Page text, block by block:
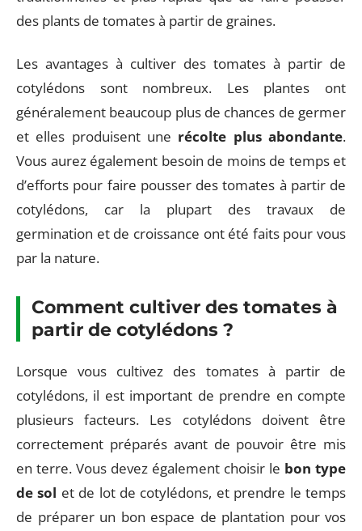
des plants de tomates à partir de graines.
Les avantages à cultiver des tomates à partir de
cotylédons sont nombreux. Les plantes ont
généralement beaucoup plus de chances de germer
et elles produisent une récolte plus abondante.
Vous aurez également besoin de moins de temps et
d’efforts pour faire pousser des tomates à partir de
cotylédons, car la plupart des travaux de
germination et de croissance ont été faits pour vous
par la nature.
Comment cultiver des tomates à
partir de cotylédons ?
Lorsque vous cultivez des tomates à partir de
cotylédons, il est important de prendre en compte
plusieurs facteurs. Les cotylédons doivent être
correctement préparés avant de pouvoir être mis
en terre. Vous devez également choisir le bon type
de sol et de lot de cotylédons, et prendre le temps
de préparer un bon espace de plantation pour vos